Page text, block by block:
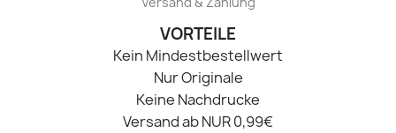
VORTEILE
Kein Mindestbestellwert
Nur Originale
Keine Nachdrucke
Versand ab NUR 0,99€